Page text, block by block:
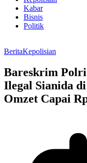
Kabar
Bisnis
Politik
BeritaKepolisian
Bareskrim
Ilegal Sianida
Omzet Capai